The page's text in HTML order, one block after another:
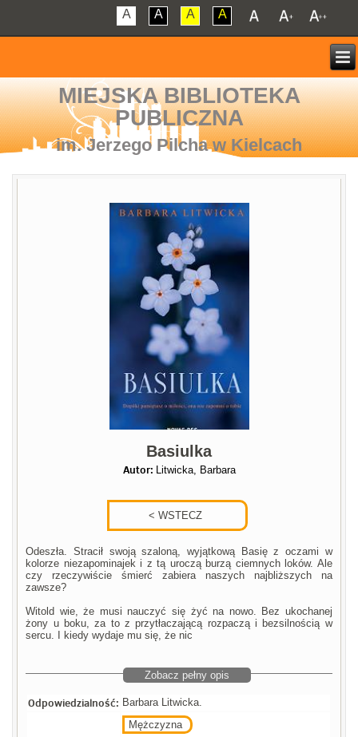
A A A A
MIEJSKA BIBLIOTEKA
PUBLICZNA
im. Jerzego Pilcha w Kielcach
Basiulka
Autor: Litwicka, Barbara
Odeszła. Stracił swoją szaloną, wyjątkową Basię z oczami w
kolorze niezapominajek i z tą uroczą burzą ciemnych loków. Ale
czy rzeczywiście śmierć zabiera naszych najbliższych na
zawsze?
Witold wie, że musi nauczyć się żyć na nowo. Bez ukochanej
żony u boku, za to z przytłaczającą rozpaczą i bezsilnością w
sercu. I kiedy wydaje mu się, że nic
Zobacz pełny opis
Odpowiedzialność: Barbara Litwicka.
Mężczyzna